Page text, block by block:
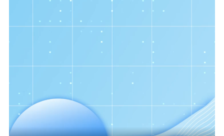
精神文明
先进典型
思想政治教育
全民国防教育
红色资源保护利
用